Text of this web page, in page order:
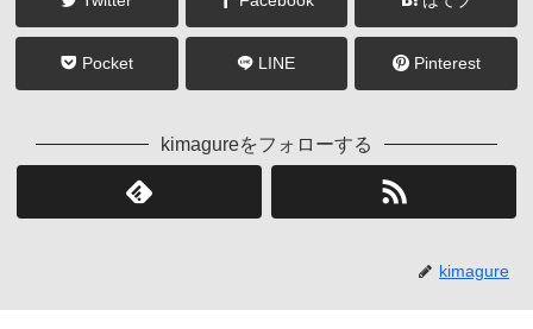
Pocket LINE Pinterest
kimagureをフォローする
kimagure